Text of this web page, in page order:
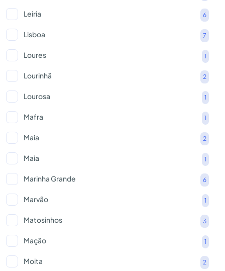
Leiria 6
Lisboa 7
Loures 1
Lourinhã 2
Lourosa 1
Mafra 1
Maia 2
Maia 1
Marinha Grande 6
Marvão 1
Matosinhos 3
Mação 1
Moita 2